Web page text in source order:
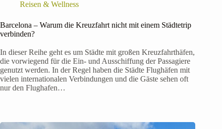
Reisen & Wellness
Barcelona – Warum die Kreuzfahrt nicht mit einem Städtetrip
verbinden?
In dieser Reihe geht es um Städte mit großen Kreuzfahrthäfen,
die vorwiegend für die Ein- und Ausschiffung der Passagiere
genutzt werden. In der Regel haben die Städte Flughäfen mit
vielen internationalen Verbindungen und die Gäste sehen oft
nur den Flughafen…